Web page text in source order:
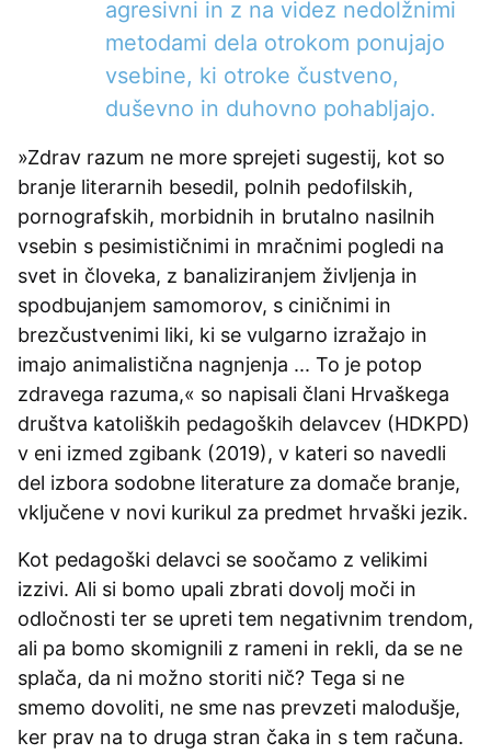
agresivni in z na videz nedolžnimi
metodami dela otrokom ponujajo
vsebine, ki otroke čustveno,
duševno in duhovno pohabljajo.
»Zdrav razum ne more sprejeti sugestij, kot so
branje literarnih besedil, polnih pedofilskih,
pornografskih, morbidnih in brutalno nasilnih
vsebin s pesimističnimi in mračnimi pogledi na
svet in človeka, z banaliziranjem življenja in
spodbujanjem samomorov, s ciničnimi in
brezčustvenimi liki, ki se vulgarno izražajo in
imajo animalistična nagnjenja ... To je potop
zdravega razuma,« so napisali člani Hrvaškega
društva katoliških pedagoških delavcev (HDKPD)
v eni izmed zgibank (2019), v kateri so navedli
del izbora sodobne literature za domače branje,
vključene v novi kurikul za predmet hrvaški jezik.
Kot pedagoški delavci se soočamo z velikimi
izzivi. Ali si bomo upali zbrati dovolj moči in
odločnosti ter se upreti tem negativnim trendom,
ali pa bomo skomignili z rameni in rekli, da se ne
splača, da ni možno storiti nič? Tega si ne
smemo dovoliti, ne sme nas prevzeti malodušje,
ker prav na to druga stran čaka in s tem računa.